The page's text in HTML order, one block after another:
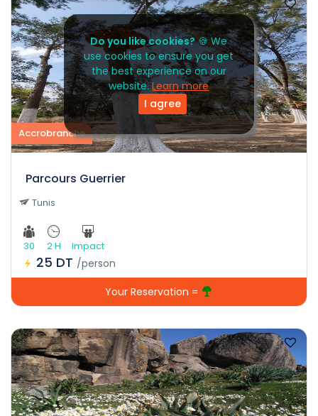
Do you like cookies?🍪 We
use cookies to ensure you get
the best experience on our
website.Learn more
I agree
Accrobranche
Parcours Guerrier
Tunis
30 2 H Impact
25 DT /person
Your Reservation =